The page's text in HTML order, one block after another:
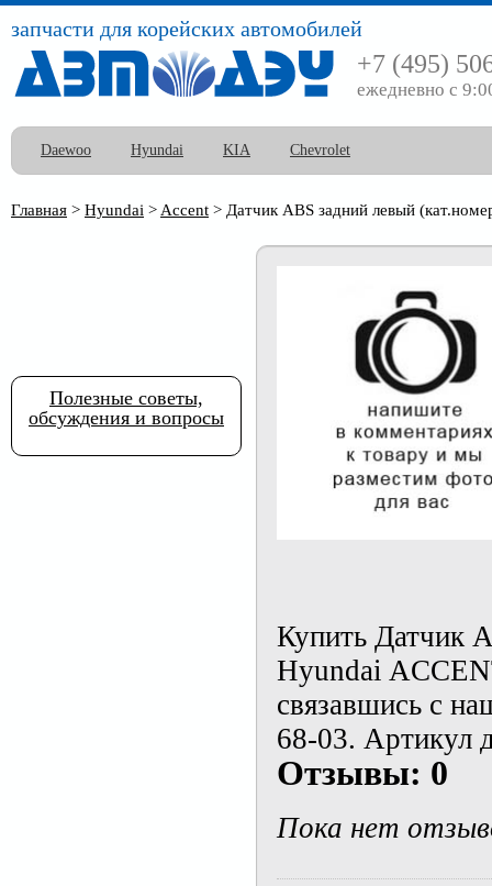
запчасти для корейских автомобилей
+7 (495)
ежедневно с
Daewoo Hyundai KIA Chevrolet
Главная > Hyundai > Accent > Датчик ABS задний левый
Купить Датчик
Hyundai
связавшись с
68-03. Артикул
Отзывы: 0
Пока нет
Полезные советы,
обсуждения и вопросы